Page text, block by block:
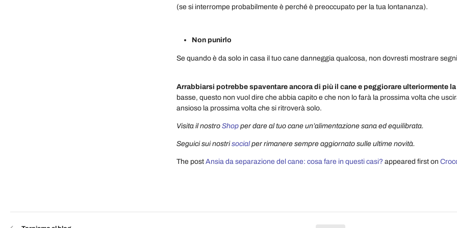
(se si interrompe probabilmente è perché è preoccupato per la tua lontananza).
Non punirlo
Se quando è da solo in casa il tuo cane danneggia qualcosa, non dovresti mostrare
Arrabbiarsi potrebbe spaventare ancora di più il cane e peggiorare ulteriormente
basse, questo non vuol dire che abbia capito e che non lo farà la prossima volta che
ansioso la prossima volta che si ritroverà solo.
Visita il nostro Shop per dare al tuo cane un’alimentazione sana ed equilibrata.
Seguici sui nostrisocialper rimanere sempre aggiornato sulle ultime novità.
The post Ansia da separazione del cane: cosa fare in questi casi? appeared first on